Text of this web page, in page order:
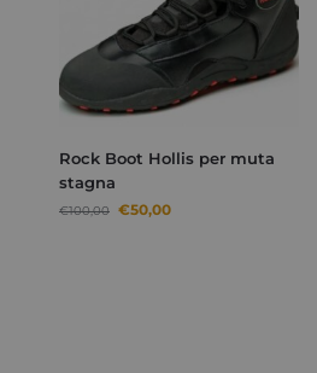
Rock Boot Hollis per muta
stagna
€100,00 €50,00